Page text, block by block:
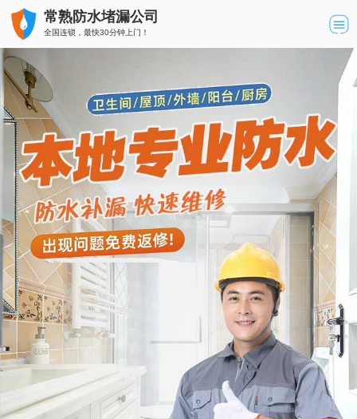
常熟防水堵漏公司
全国连锁，最快30分钟上门！